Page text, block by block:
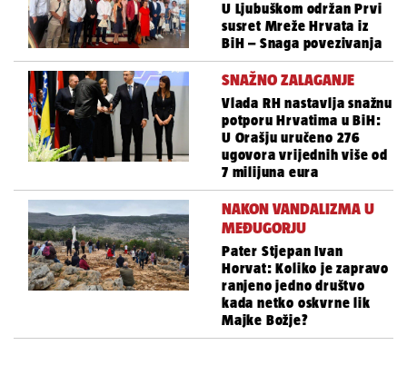
U Ljubuškom održan Prvi
susret Mreže Hrvata iz
BiH – Snaga povezivanja
SNAŽNO ZALAGANJE
Vlada RH nastavlja snažnu
potporu Hrvatima u BiH:
U Orašju uručeno 276
ugovora vrijednih više od
7 milijuna eura
NAKON VANDALIZMA U
MEĐUGORJU
Pater Stjepan Ivan
Horvat: Koliko je zapravo
ranjeno jedno društvo
kada netko oskvrne lik
Majke Božje?